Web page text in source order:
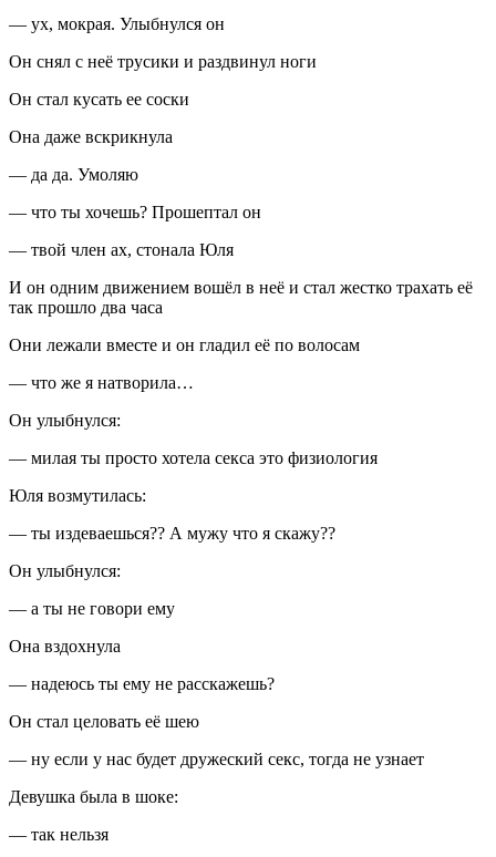
— ух, мокрая. Улыбнулся он
Он снял с неё трусики и раздвинул ноги
Он стал кусать ее соски
Она даже вскрикнула
— да да. Умоляю
— что ты хочешь? Прошептал он
— твой член ах, стонала Юля
И он одним движением вошёл в неё и стал жестко трахать её
так прошло два часа
Они лежали вместе и он гладил её по волосам
— что же я натворила…
Он улыбнулся:
— милая ты просто хотела секса это физиология
Юля возмутилась:
— ты издеваешься?? А мужу что я скажу??
Он улыбнулся:
— а ты не говори ему
Она вздохнула
— надеюсь ты ему не расскажешь?
Он стал целовать её шею
— ну если у нас будет дружеский секс, тогда не узнает
Девушка была в шоке:
— так нельзя